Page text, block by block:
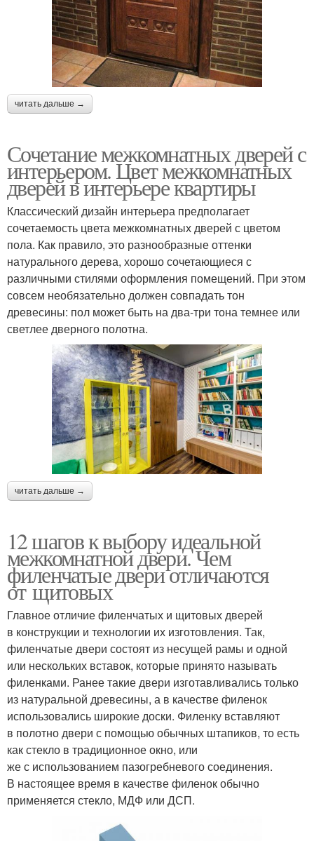
читать дальше →
Сочетание межкомнатных дверей с
интерьером. Цвет межкомнатных
дверей в интерьере квартиры
Классический дизайн интерьера предполагает
сочетаемость цвета межкомнатных дверей с цветом
пола. Как правило, это разнообразные оттенки
натурального дерева, хорошо сочетающиеся с
различными стилями оформления помещений. При этом
совсем необязательно должен совпадать тон
древесины: пол может быть на два-три тона темнее или
светлее дверного полотна.
читать дальше →
12 шагов к выбору идеальной
межкомнатной двери. Чем
филенчатые двери отличаются
от щитовых
Главное отличие филенчатых и щитовых дверей
в конструкции и технологии их изготовления. Так,
филенчатые двери состоят из несущей рамы и одной
или нескольких вставок, которые принято называть
филенками. Ранее такие двери изготавливались только
из натуральной древесины, а в качестве филенок
использовались широкие доски. Филенку вставляют
в полотно двери с помощью обычных штапиков, то есть
как стекло в традиционное окно, или
же с использованием пазогребневого соединения.
В настоящее время в качестве филенок обычно
применяется стекло, МДФ или ДСП.